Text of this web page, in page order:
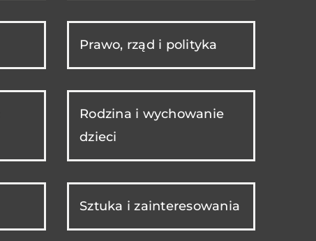
Prawo, rząd i polityka
Rodzina i wychowanie
dzieci
Sztuka i zainteresowania